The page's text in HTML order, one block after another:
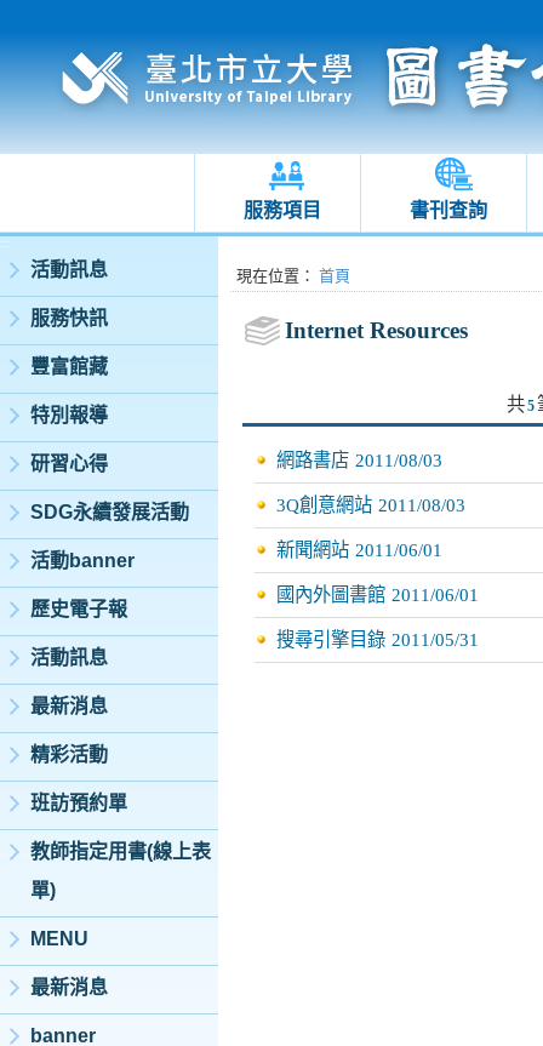
服務項目 書刊查詢
:::
活動訊息
服務快訊
豐富館藏
特別報導
研習心得
SDG永續發展活動
活動banner
歷史電子報
活動訊息
最新消息
精彩活動
班訪預約單
教師指定用書(線上表
單)
MENU
最新消息
banner
:::現在位置 ： 首頁
Internet Resources
共5
網路書店 2011/08/03
3Q創意網站 2011/08/03
新聞網站 2011/06/01
國內外圖書館 2011/06/01
搜尋引擎目錄 2011/05/31